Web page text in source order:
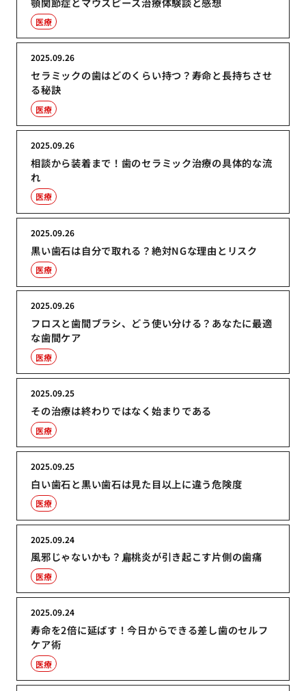
医療
セラミックの歯はどのくらい持つ？寿命と長持ちさせ
る秘訣
2025.09.26
医療
相談から装着まで！歯のセラミック治療の具体的な流
れ
2025.09.26
医療
黒い歯石は自分で取れる？絶対NGな理由とリスク
2025.09.26
医療
フロスと歯間ブラシ、どう使い分ける？あなたに最適
な歯間ケア
2025.09.26
医療
その治療は終わりではなく始まりである
2025.09.25
医療
白い歯石と黒い歯石は見た目以上に違う危険度
2025.09.25
医療
風邪じゃないかも？扁桃炎が引き起こす片側の歯痛
2025.09.24
医療
寿命を2倍に延ばす！今日からできる差し歯のセルフ
ケア術
2025.09.24
医療